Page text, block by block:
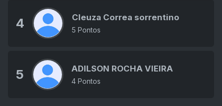
4 Cleuza Correa sorrentino
5 Pontos
5 ADILSON ROCHA VIEIRA
4 Pontos